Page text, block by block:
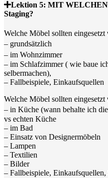
Lektion 5: MIT
Staging?
Welche Möbel sollten eingesetzt
– grundsätzlich
– im Wohnzimmer
– im Schlafzimmer ( wie baue
selbermachen),
– Fallbeispiele, Einkaufsquellen
Welche Möbel sollten
– in Küche (wann behalte ich
vs echten Küche
– im Bad
– Einsatz von Designermöbeln
– Lampen
– Textilien
– Bilder
– Fallbeispiele,